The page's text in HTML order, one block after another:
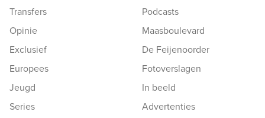
Transfers
Opinie
Exclusief
Europees
Jeugd
Series
Podcasts
Maasboulevard
De Feijenoorder
Fotoverslagen
In beeld
Advertenties